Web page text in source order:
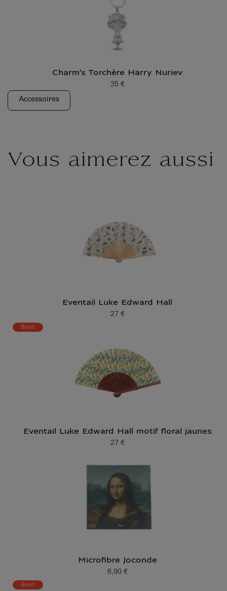
Charm's Torchère Harry Nuriev
Prix ​​actuel
35 €
Accessoires
Vous aimerez aussi
Eventail Luke Edward Hall
Prix ​​actuel
27 €
Best
Eventail Luke Edward Hall motif floral jaunes
Prix ​​actuel
27 €
Microfibre Joconde
Prix ​​actuel
6,90 €
Best